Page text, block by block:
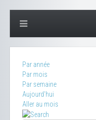
Par année
Par mois
Par semaine
Aujourd'hui
Aller au mois